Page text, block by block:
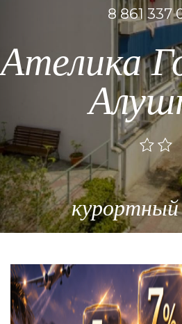
8 861 337
Ателика
курортный